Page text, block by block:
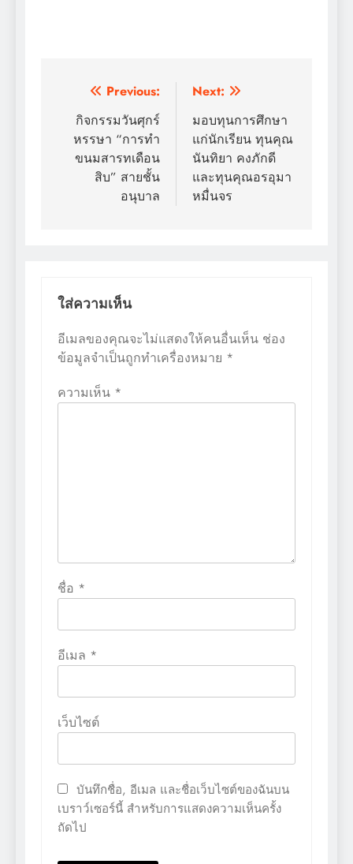
แนะแนว
เรื่อง
Previous:
กิจกรรมวันศุกร์
หรรษา “การทำ
ขนมสารทเดือน
สิบ” สายชั้น
อนุบาล
Next:
มอบทุนการศึกษา
แก่นักเรียน ทุนคุณ
นันทิยา คงภักดี
และทุนคุณอรอุมา
หมื่นจร
ใส่ความเห็น
อีเมลของคุณจะไม่แสดงให้คนอื่นเห็น ช่อง
ข้อมูลจำเป็นถูกทำเครื่องหมาย *
ความเห็น *
ชื่อ *
อีเมล *
เว็บไซต์
บันทึกชื่อ, อีเมล และชื่อเว็บไซต์ของฉันบน
เบราว์เซอร์นี้ สำหรับการแสดงความเห็นครั้ง
ถัดไป